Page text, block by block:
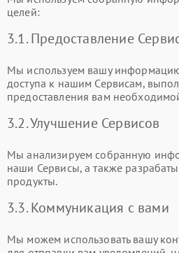
целей:
3.1. Предоставление
Мы используем вашу
доступа к нашим Сервисам,
предоставления вам
3.2. Улучшение Сервисов
Мы анализируем собранную
наши Сервисы, а также
продукты.
3.3. Коммуникация с вами
Мы можем использовать вашу